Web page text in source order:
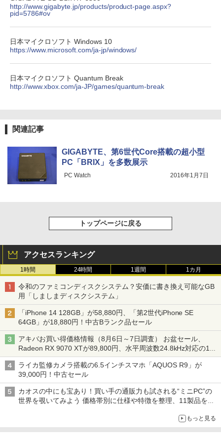
http://www.gigabyte.jp/products/product-page.aspx?
pid=5786#ov
日本マイクロソフト Windows 10
https://www.microsoft.com/ja-jp/windows/
日本マイクロソフト Quantum Break
http://www.xbox.com/ja-JP/games/quantum-break
関連記事
GIGABYTE、第6世代Core搭載の超小型
PC「BRIX」を多数展示
PC Watch 2016年1月7日
トップページに戻る
アクセスランキング
1時間 24時間 1週間 1カ月
令和のファミコンディスクシステム？安価に書き換え可能なGB
用「しましまディスクシステム」
「iPhone 14 128GB」が58,880円、「第2世代iPhone SE
64GB」が18,880円！中古Bランク品セール
アキバお買い得価格情報（8月6日～7日調査） お盆セール、
Radeon RX 9070 XTが89,800円、水平周波数24.8kHz対応の17
型モニターが9,801円、暑さ指数連動セール ほか
ライカ監修カメラ搭載の6.5インチスマホ「AQUOS R9」が
39,000円！中古セール
カオスの中にも宝あり！買い手の通販力も試される“ミニPC”の
世界を覗いてみよう 価格帯別に仕様や特徴を整理、11製品をピ
もっと見る